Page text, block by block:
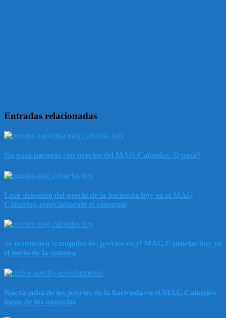
Entradas relacionadas
No pasa naranja con precios del MAG Cañuelas. O pasa?
Leve descenso del precio de la hacienda hoy en el MAG
Cañuelas, especialmente el consumo
Se mantienen tranquilos los precios en el MAG Cañuelas hoy en
el inicio de la semana
Nueva suba de los precios de la hacienda en el MAG Cañuelas
luego de los anuncios